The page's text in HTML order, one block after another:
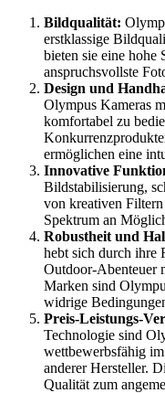
Bildqualität:
erstklassige
bieten sie eine hohe
anspruchsvollste
Design und
Olympus Kameras
komfortabel zu
ermöglichen eine
Innovative
Bildstabilisierung,
von kreativen
Spektrum an
Robustheit und
hebt sich durch ihre
Outdoor-Abenteuer
Marken sind
widrige
Preis-Leistungs-
Technologie sind
wettbewerbsfähig
anderer Hersteller.
Qualität zum